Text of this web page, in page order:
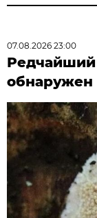
07.08.2026 23:00
Редчайший